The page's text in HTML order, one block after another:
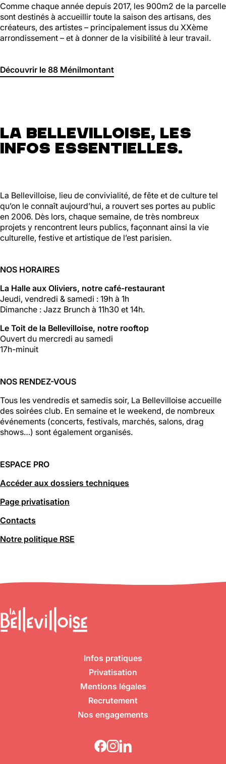
Comme chaque année depuis 2017, les 900m2 de la parcelle
sont destinés à accueillir toute la saison des artisans, des
créateurs, des artistes – principalement issus du XXème
arrondissement – et à donner de la visibilité à leur travail.
Découvrir le 88 Ménilmontant
La Bellevilloise, les
infos essentielles.
La Bellevilloise, lieu de convivialité, de fête et de culture tel
qu’on le connaît aujourd’hui, a rouvert ses portes au public
en 2006. Dès lors, chaque semaine, de très nombreux
projets y rencontrent leurs publics, façonnant ainsi la vie
culturelle, festive et artistique de l’est parisien.
NOS HORAIRES
La Halle aux Oliviers, notre café-restaurant
Jeudi, vendredi & samedi : 19h à 1h
Dimanche : Jazz Brunch à 11h30 et 14h.
Le Toit de la Bellevilloise, notre rooftop
Ouvert du mercredi au samedi
17h-minuit
NOS RENDEZ-VOUS
Tous les vendredis et samedis soir, La Bellevilloise accueille
des soirées club. En semaine et le weekend, de nombreux
événements (concerts, festivals, marchés, salons, drag
shows…) sont également organisés.
ESPACE PRO
Accéder aux dossiers techniques
Page privatisation
Contacts
Notre politique RSE
Infos pratiques
Privatisation
Mentions légales
Recrutement
Nos engagements